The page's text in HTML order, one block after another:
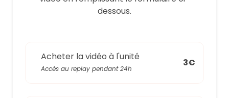
dessous.
Acheter la vidéo à l'unité
Accès au replay pendant 24h
3€